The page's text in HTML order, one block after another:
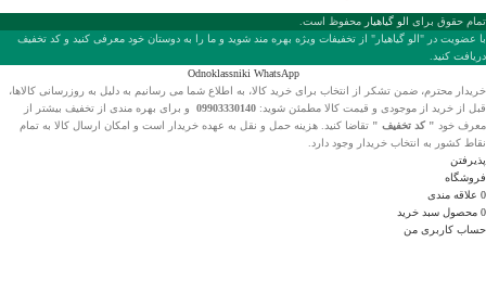
تمام حقوق برای الو گیاهیار محفوظ است.
با عضويت در "الو گیاهیار" از تخفیفات ویژه بهره مند شوید و ما را به دوستان خود معرفی کنید و کد تخفیف
دریافت کنید.
Odnoklassniki WhatsApp
خریدار محترم، ضمن تشکر از انتخاب برای خرید کالا، به اطلاع شما می رسانیم به دلیل به روزرسانی کالاها،
قبل از خرید از موجودی و قیمت کالا مطمئن شوید: 09903330140 و برای بهره مندی از تخفیف بیشتر از
معرف خود " کد تخفیف " تقاضا کنید. هزینه حمل و نقل به عهده خریدار است و امکان ارسال کالا به تمام
نقاط کشور به انتخاب خریدار وجود دارد.
پذیرفتن
فروشگاه
0 علاقه مندی
0 محصول سبد خرید
حساب کاربری من